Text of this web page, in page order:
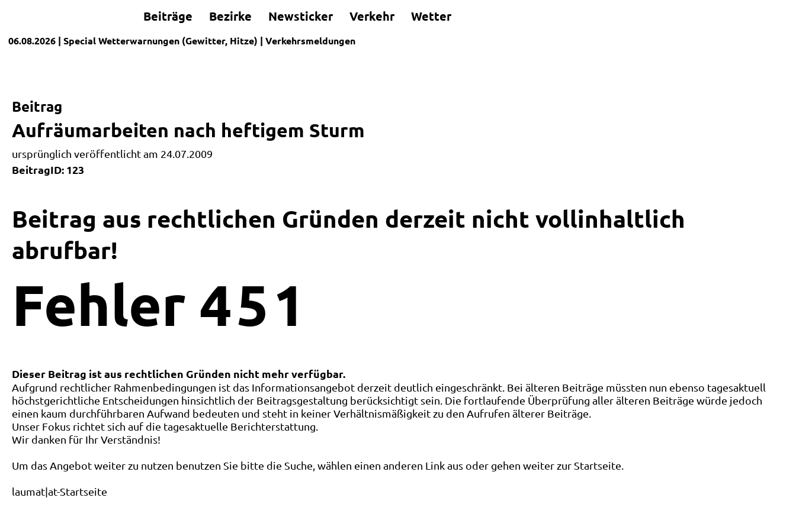
Beiträge Bezirke Newsticker Verkehr Wetter
06.08.2026 | SpecialWetterwarnungen (Gewitter, Hitze) | Verkehrsmeldungen
Beitrag
Aufräumarbeiten nach heftigem Sturm
ursprünglich veröffentlicht am 24.07.2009
BeitragID: 123
Beitrag aus rechtlichen Gründen derzeit nicht vollinhaltlich
abrufbar!
Fehler 4 5 1
Dieser Beitrag ist aus rechtlichen Gründen nicht mehr verfügbar.
Aufgrund rechtlicher Rahmenbedingungen ist das Informationsangebot derzeit deutlich eingeschränkt. Bei älteren Beiträge müssten nun ebenso tagesaktuell
höchstgerichtliche Entscheidungen hinsichtlich der Beitragsgestaltung berücksichtigt sein. Die fortlaufende Überprüfung aller älteren Beiträge würde jedoch
einen kaum durchführbaren Aufwand bedeuten und steht in keiner Verhältnismäßigkeit zu den Aufrufen älterer Beiträge.
Unser Fokus richtet sich auf die tagesaktuelle Berichterstattung.
Wir danken für Ihr Verständnis!
Um das Angebot weiter zu nutzen benutzen Sie bitte die Suche, wählen einen anderen Link aus oder gehen weiter zur Startseite.
laumat|at-Startseite